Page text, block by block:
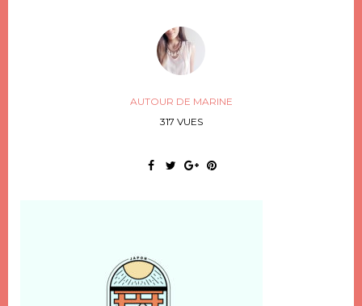
AUTOUR DE MARINE
317 VUES